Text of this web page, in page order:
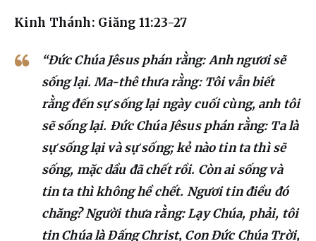
Kinh Thánh: Giăng 11:23-27
“Đức Chúa Jêsus phán rằng: Anh ngươi sẽ
sống lại. Ma-thê thưa rằng: Tôi vẫn biết
rằng đến sự sống lại ngày cuối cùng, anh tôi
sẽ sống lại. Đức Chúa Jêsus phán rằng: Ta là
sự sống lại và sự sống; kẻ nào tin ta thì sẽ
sống, mặc dầu đã chết rồi. Còn ai sống và
tin ta thì không hề chết. Ngươi tin điều đó
chăng? Người thưa rằng: Lạy Chúa, phải, tôi
tin Chúa là Đấng Christ, Con Đức Chúa Trời,